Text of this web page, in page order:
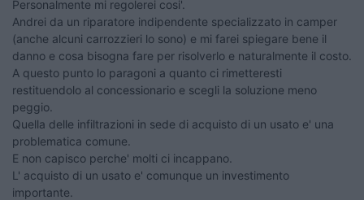
Personalmente mi regolerei cosi'.
Andrei da un riparatore indipendente specializzato in camper
(anche alcuni carrozzieri lo sono) e mi farei spiegare bene il
danno e cosa bisogna fare per risolverlo e naturalmente il costo.
A questo punto lo paragoni a quanto ci rimetteresti
restituendolo al concessionario e scegli la soluzione meno
peggio.
Quella delle infiltrazioni in sede di acquisto di un usato e' una
problematica comune.
E non capisco perche' molti ci incappano.
L' acquisto di un usato e' comunque un investimento
importante.